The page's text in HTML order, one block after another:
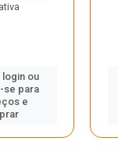
login ou
se para
e